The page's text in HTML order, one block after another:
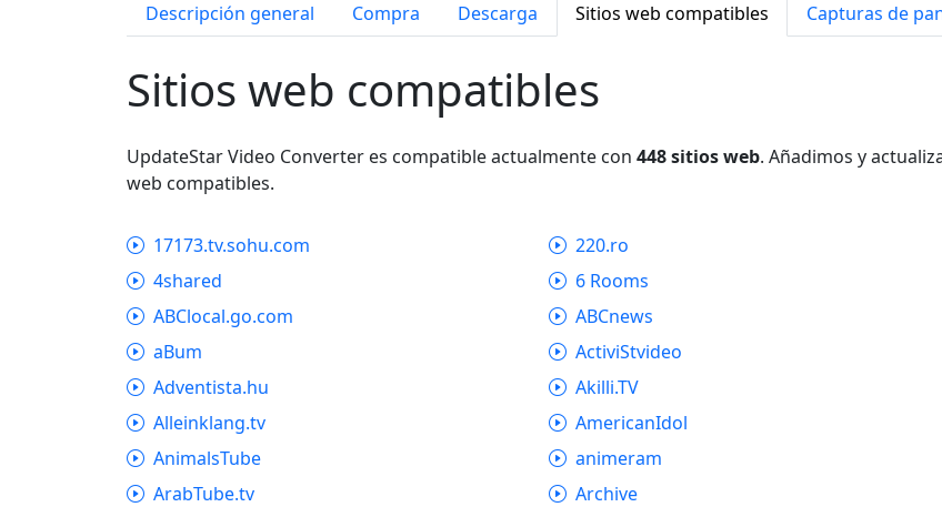
Descripción general Compra Descarga Sitios web compatibles Capturas de
Sitios web compatibles
UpdateStar Video Converter es compatible actualmente con 448 sitios web. Añadimos y
web compatibles.
17173.tv.sohu.com 220.ro
4shared
6 Rooms
ABClocal.go.com
ABCnews
aBum
ActiviStvideo
Adventista.hu
Akilli.TV
Alleinklang.tv
AmericanIdol
AnimalsTube
animeram
ArabTube.tv
Archive